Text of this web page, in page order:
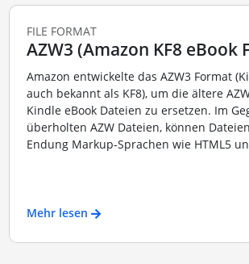
FILE FORMAT
AZW3 (Amazon KF8 eBook
Amazon entwickelte das AZW3 Format
auch bekannt als KF8), um die ältere
Kindle eBook Dateien zu ersetzen. Im
überholten AZW Dateien, können
Endung Markup-Sprachen wie HTML5
Mehr lesen